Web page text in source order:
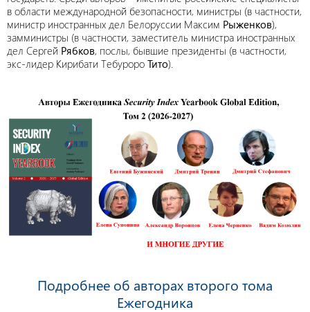
в области международной безопасности, министры (в частности,
министр иностранных дел Белоруссии Максим Рыженков),
замминистры (в частности, заместитель министра иностранных
дел Сергей Рябков, послы, бывшие президенты (в частности,
экс-лидер Кирибати Тебуроро Тито).
Подробнее об авторах второго тома
Ежегодника